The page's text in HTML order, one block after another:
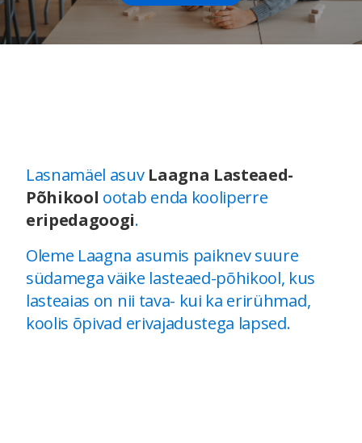
Lasnamäel asuv Laagna Lasteaed-
Põhikool ootab enda kooliperre
eripedagoogi.
Oleme Laagna asumis paiknev suure
südamega väike lasteaed-põhikool, kus
lasteaias on nii tava- kui ka erirühmad,
koolis õpivad erivajadustega lapsed.